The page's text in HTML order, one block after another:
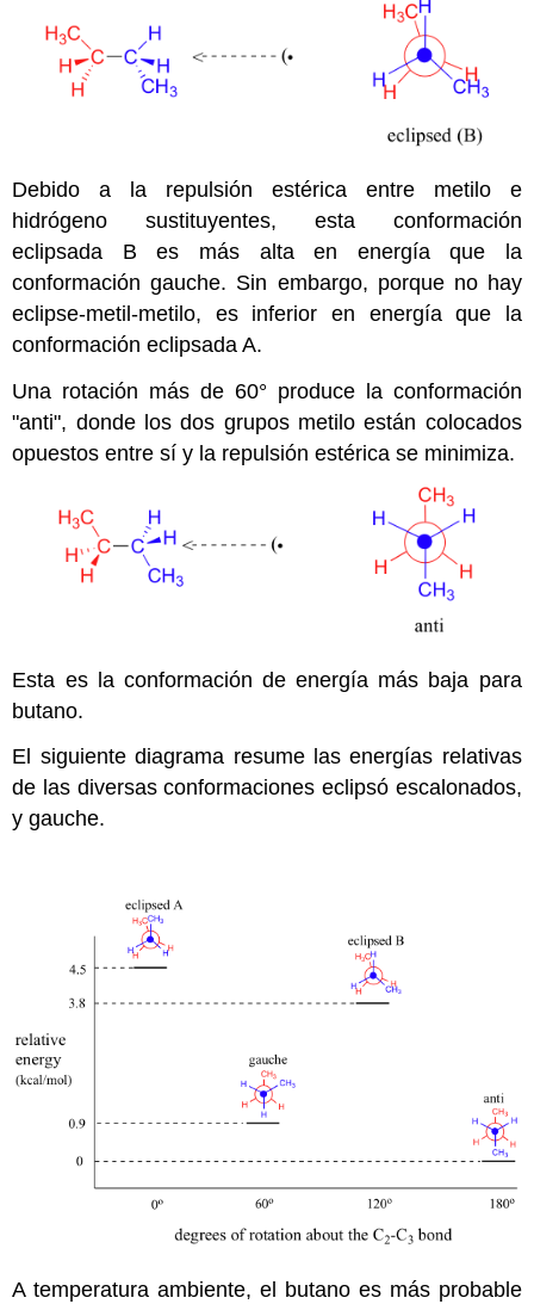
Debido a la repulsión estérica entre metilo e
hidrógeno sustituyentes, esta conformación
eclipsada B es más alta en energía que la
conformación gauche. Sin embargo, porque no hay
eclipse-metil-metilo, es inferior en energía que la
conformación eclipsada A.
Una rotación más de 60° produce la conformación
"anti", donde los dos grupos metilo están colocados
opuestos entre sí y la repulsión estérica se minimiza.
Esta es la conformación de energía más baja para
butano.
El siguiente diagrama resume las energías relativas
de las diversas conformaciones eclipsó escalonados,
y gauche.
A temperatura ambiente, el butano es más probable